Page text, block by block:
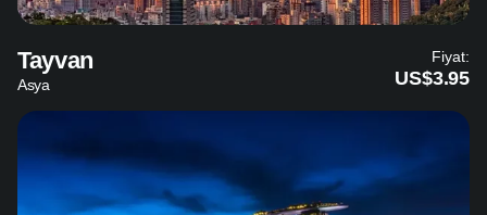
Tayvan
Asya
Fiyat:
US$3.95